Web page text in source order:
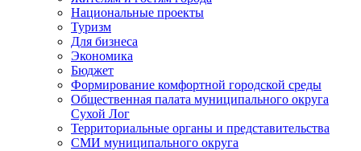
Национальные проекты
Туризм
Для бизнеса
Экономика
Бюджет
Формирование комфортной городской среды
Общественная палата муниципального округа
Сухой Лог
Территориальные органы и представительства
СМИ муниципального округа